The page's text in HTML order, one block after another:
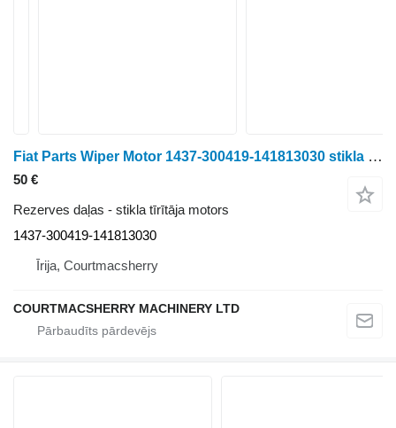
Fiat Parts Wiper Motor 1437-300419-141813030 stikla tīrītāja motors
50 €
Rezerves daļas - stikla tīrītāja motors
1437-300419-141813030
Īrija, Courtmacsherry
COURTMACSHERRY MACHINERY LTD